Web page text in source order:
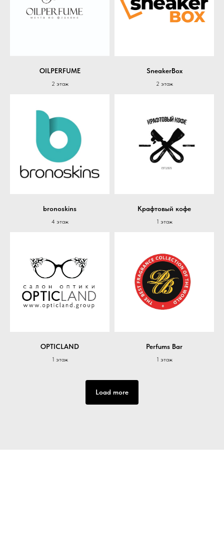
OILPERFUME
2 этаж
SneakerBox
2 этаж
bronoskins
4 этаж
Крафтовый кофе
1 этаж
OPTICLAND
1 этаж
Perfums Bar
1 этаж
Load more